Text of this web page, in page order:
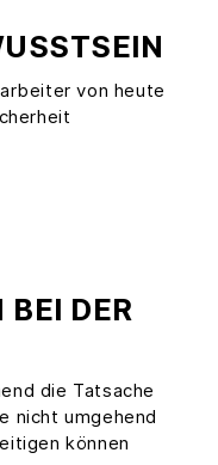
von heute
BEI DER
die Tatsache
nicht umgehend
können